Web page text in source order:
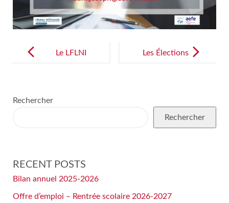
navigation
Le LFLNI
« Recrutemen
t »
Les Élections
Rechercher
Rechercher
RECENT POSTS
Bilan annuel 2025-2026
Offre d’emploi – Rentrée scolaire 2026-2027